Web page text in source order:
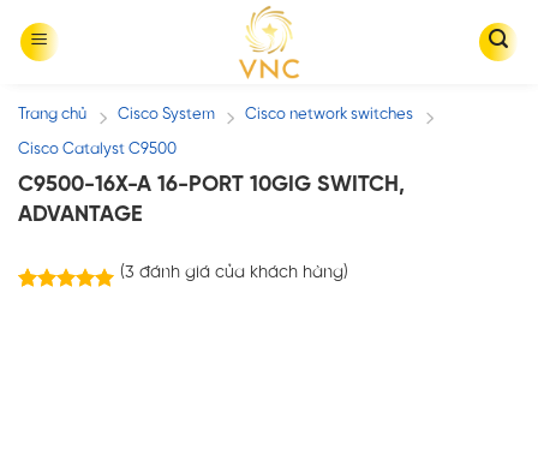
Trang chủ / Cisco System / Cisco network switches /
Cisco Catalyst C9500
C9500-16X-A 16-PORT 10GIG SWITCH,
ADVANTAGE
(3 đánh giá của khách hàng)